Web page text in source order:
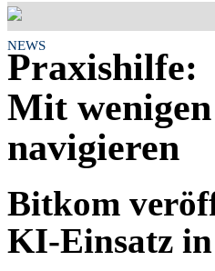
NEWS
Praxishilfe:
Mit
navigieren
Bitkom
KI-Einsatz